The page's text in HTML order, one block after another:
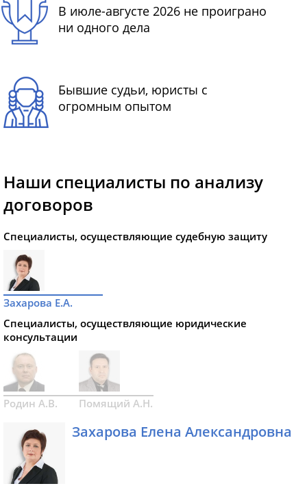
В июле-августе 2026 не проиграно
ни одного дела
Бывшие судьи, юристы с
огромным опытом
Наши специалисты по анализу
договоров
Специалисты, осуществляющие судебную защиту
Захарова Е.А.
Специалисты, осуществляющие юридические
консультации
Родин А.В. Помящий А.Н.
Захарова Елена Александровна